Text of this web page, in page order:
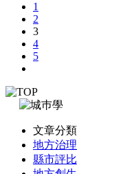
1
2
3
4
5
文章分類
地方治理
縣市評比